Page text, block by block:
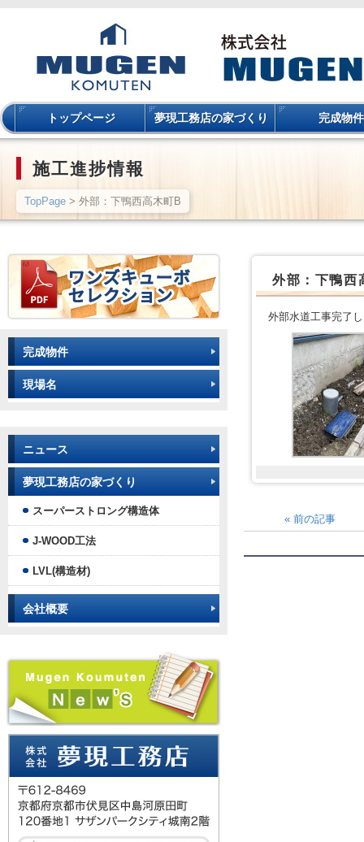
トップページ 夢現工務店の家づくり 完成物件
施工進捗情報
TopPage > 外部：下鴨西高木町B
外部：下鴨西
外部水道工事完了
« 前の記事
完成物件
現場名
ニュース
夢現工務店の家づくり
スーパーストロング構造体
J-WOOD工法
LVL(構造材)
会社概要